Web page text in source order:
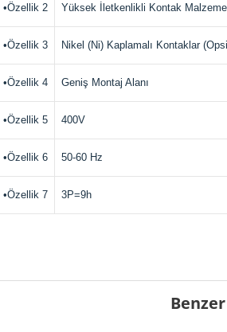
•Özellik 2 Yüksek İletkenlikli Kontak
•Özellik 3 Nikel (Ni) Kaplamalı Kontaklar
•Özellik 4 Geniş Montaj Alanı
•Özellik 5 400V
•Özellik 6 50-60 Hz
•Özellik 7 3P=9h